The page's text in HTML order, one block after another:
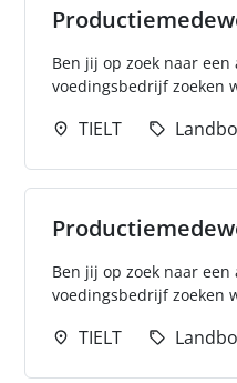
Ben jij op zoek naar
voedingsbedrijf zoeken
TIELT
Ben jij op zoek naar
voedingsbedrijf zoeken
TIELT